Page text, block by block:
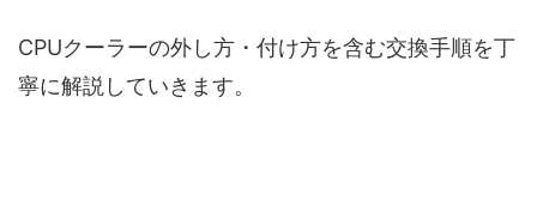
CPUクーラーの外し方・付け方を含む交換手順を丁
寧に解説していきます。